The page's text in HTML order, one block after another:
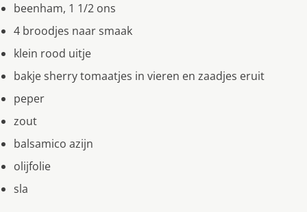
beenham, 1 1/2 ons
4 broodjes naar smaak
klein rood uitje
bakje sherry tomaatjes in vieren en zaadjes eruit
peper
zout
balsamico azijn
olijfolie
sla